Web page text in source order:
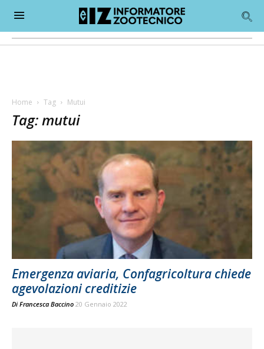
Home Tag Mutui
Tag: mutui
Emergenza aviaria, Confagricoltura chiede
agevolazioni creditizie
Di Francesca Baccino 20 Gennaio 2022